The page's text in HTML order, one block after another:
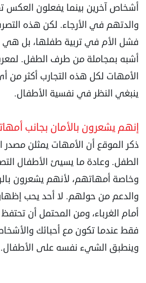
أشخاص آخرين بينما يفعلون العكس
والدتهم في الأرجاء. لكن هذه
فشل الأم في تربية طفلها، بل هي
أشبه بمجاملة من طرف الطفل.
الأمهات لكل هذه التجارب أكثر
ينبغي النظر في نفسية الأطفال.
إنهم يشعرون بالأمان بجانب
ذكر الموقع أن الأمهات يمثلن مصدر
الطفل. وعادة ما يسيئ الأطفال
وخاصة أمهاتهم، لأنهم يشعرون
والدعم من حولهم. لا أحد يحب
أمام الغرباء، ومن المحتمل أن
فقط عندما تكون مع أحبائك
وينطبق الشيء نفسه على الأطفال.